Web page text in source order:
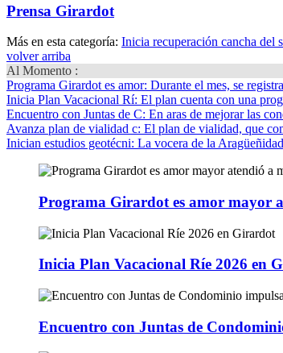
Prensa Girardot
Más en esta categoría: Inicia recuperación cancha del
volver arriba
Al Momento :
Programa Girardot es amor: Durante el mes, se
Inicia Plan Vacacional Rí: El plan cuenta con una
Encuentro con Juntas de C: En aras de mejorar las
Avanza plan de vialidad c: El plan de vialidad, que
Inician estudios geotécni: La vocera de la
Programa Girardot es amor mayor
Inicia Plan Vacacional Ríe 2026 en
Encuentro con Juntas de